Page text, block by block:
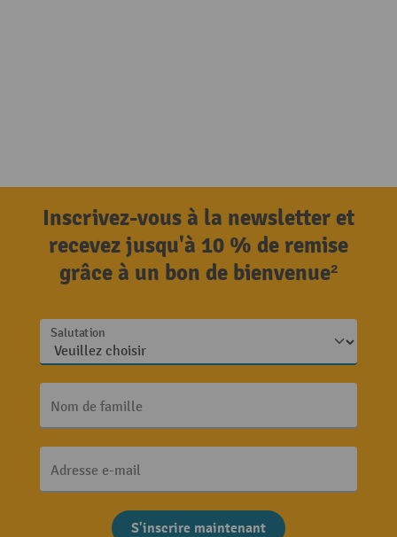
Inscrivez-vous à la newsletter et
recevez jusqu'à 10 % de remise
grâce à un bon de bienvenue²
Salutation
Nom de famille
Adresse e-mail
S'inscrire maintenant